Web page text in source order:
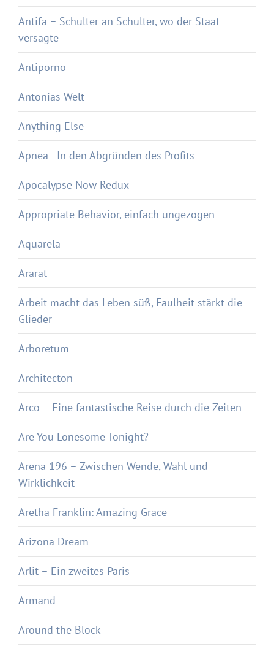
Antifa – Schulter an Schulter, wo der Staat
versagte
Antiporno
Antonias Welt
Anything Else
Apnea - In den Abgründen des Profits
Apocalypse Now Redux
Appropriate Behavior, einfach ungezogen
Aquarela
Ararat
Arbeit macht das Leben süß, Faulheit stärkt die
Glieder
Arboretum
Architecton
Arco – Eine fantastische Reise durch die Zeiten
Are You Lonesome Tonight?
Arena 196 – Zwischen Wende, Wahl und
Wirklichkeit
Aretha Franklin: Amazing Grace
Arizona Dream
Arlit – Ein zweites Paris
Armand
Around the Block